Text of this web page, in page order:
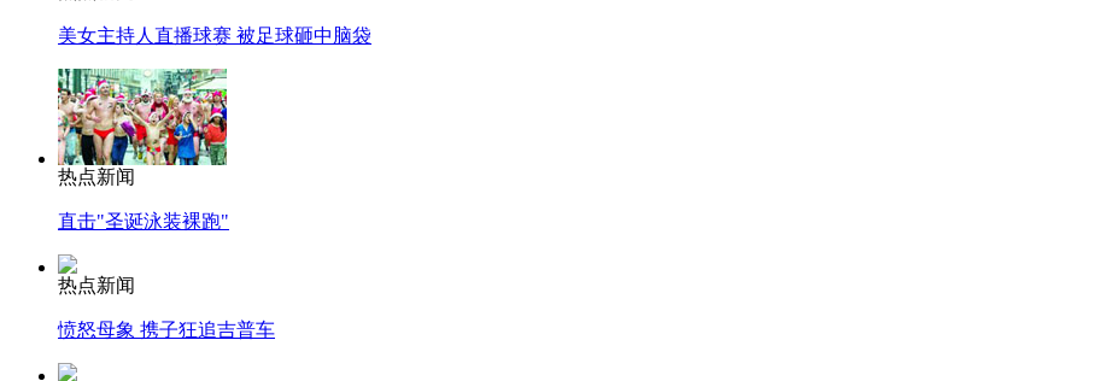
美女主持人直播球赛 被足球砸中脑袋
热点新闻
直击"圣诞泳装裸跑"
热点新闻
愤怒母象 携子狂追吉普车